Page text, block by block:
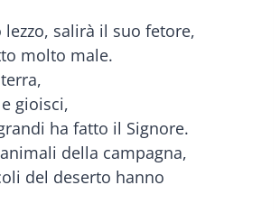
lezzo, salirà il suo fetore,
molto male.
gioisci,
ha fatto il Signore.
della campagna,
del deserto hanno